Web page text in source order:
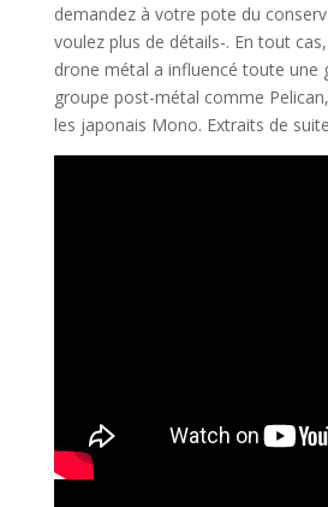
demandez à votre pote du
voulez plus de détails-. En tout
drone métal a influencé toute une
groupe post-métal comme
les japonais Mono. Extraits de